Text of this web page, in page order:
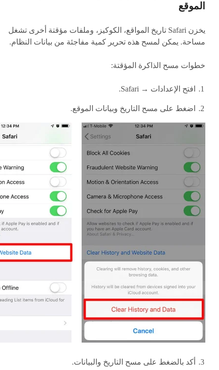
الموقع
يخزن Safari تاريخ المواقع، الكوكيز، وملفات مؤقتة أخرى تشغل
مساحة. يمكن لمسح هذه تحرير كمية مفاجئة من بيانات النظام.
خطوات مسح الذاكرة المؤقتة:
افتح الإعدادات → Safari.
اضغط على مسح التاريخ وبيانات الموقع.
أكد بالضغط على مسح التاريخ والبيانات.